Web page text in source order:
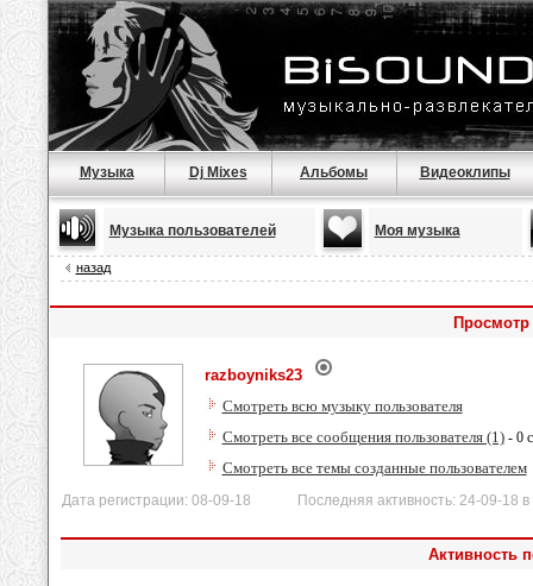
Музыка Dj Mixes Альбомы Видеоклипы
Музыка пользователей Моя музыка
назад
razboyniks23
Смотреть всю музыку пользователя
Смотреть все сообщения пользователя (1)- 0
Смотреть все темы созданные пользователем
Дата регистрации: 08-09-18 Последняя активность: 24-09-18 в
Активность